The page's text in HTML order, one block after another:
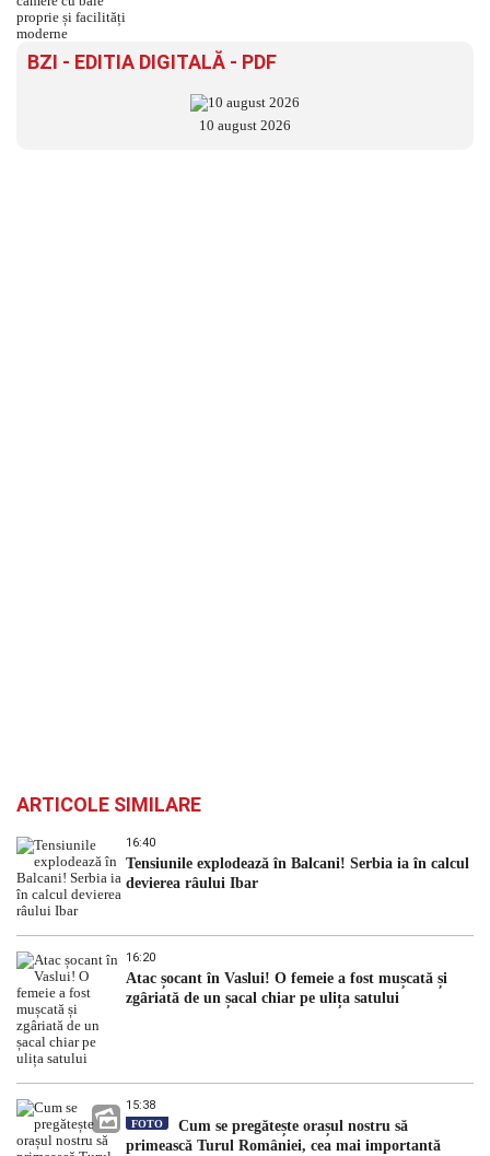
BZI - EDITIA DIGITALĂ - PDF
10 august 2026
ARTICOLE SIMILARE
16:40
Tensiunile explodează în Balcani! Serbia ia în calcul
devierea râului Ibar
16:20
Atac șocant în Vaslui! O femeie a fost mușcată și
zgâriată de un șacal chiar pe ulița satului
15:38
FOTO
Cum se pregătește orașul nostru să
primească Turul României, cea mai importantă